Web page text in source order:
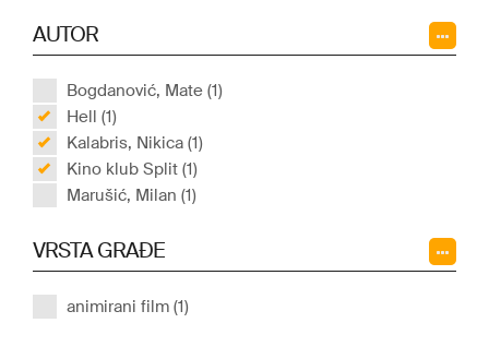
AUTOR
Bogdanović, Mate (1)
Hell (1)
Kalabris, Nikica (1)
Kino klub Split (1)
Marušić, Milan (1)
VRSTA GRAĐE
animirani film (1)